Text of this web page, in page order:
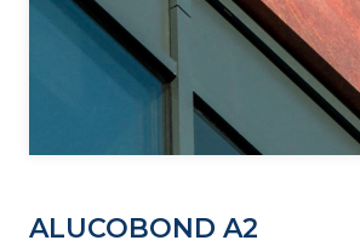
ALUCOBOND A2